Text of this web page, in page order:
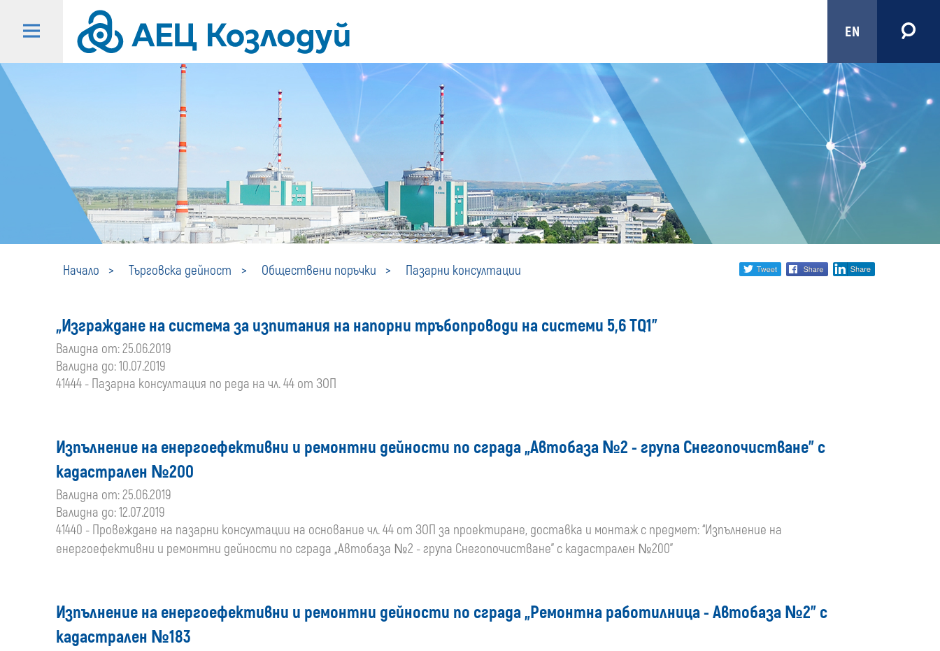
EN
Начало Търговска дейност Обществени поръчки Пазарни консултации
Пазарни
консултации
Share
twitter facebook
„Изграждане на система за изпитания на напорни тръбопроводи на системи 5,6 TQ1”
Валидна от: 25.06.2019
Валидна до: 10.07.2019
41444 - Пазарна консултация по реда на чл. 44 от ЗОП
Изпълнение на енергоефективни и ремонтни дейности по сграда „Автобаза №2 - група Снегопочистване” с
кадастрален №200
Валидна от: 25.06.2019
Валидна до: 12.07.2019
41440 - Провеждане на пазарни консултации на основание чл. 44 от ЗОП за проектиране, доставка и монтаж с предмет: “Изпълнение на
енергоефективни и ремонтни дейности по сграда „Автобаза №2 - група Снегопочистване” с кадастрален №200”
Изпълнение на енергоефективни и ремонтни дейности по сграда „Ремонтна работилница - Автобаза №2” с
кадастрален №183